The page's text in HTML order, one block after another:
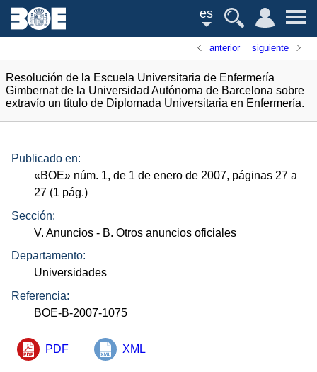
es
anterior siguiente
Resolución de la Escuela Universitaria de Enfermería
Gimbernat de la Universidad Autónoma de Barcelona sobre
extravío un título de Diplomada Universitaria en Enfermería.
Publicado en:
«BOE» núm. 1, de 1 de enero de 2007, páginas 27 a
27 (1 pág.)
Sección:
V. Anuncios - B. Otros anuncios oficiales
Departamento:
Universidades
Referencia:
BOE-B-2007-1075
PDF XML